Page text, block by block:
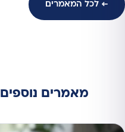
← לכל המאמרים
מאמרים נוספים